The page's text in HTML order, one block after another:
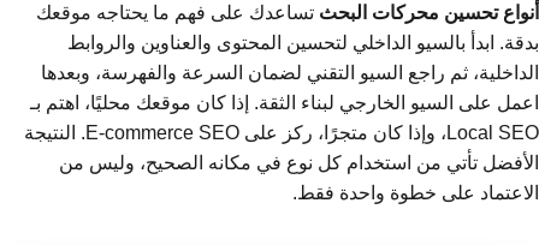
أنواع تحسين محركات البحث تساعدك على فهم ما يحتاجه موقعك
بدقة. ابدأ بالسيو الداخلي لتحسين المحتوى والعناوين والروابط
الداخلية، ثم راجع السيو التقني لضمان السرعة والفهرسة، وبعدها
اعمل على السيو الخارجي لبناء الثقة. إذا كان موقعك محليًا، اهتم بـ
Local SEO، وإذا كان متجرًا، ركز على E-commerce SEO. النتيجة
الأفضل تأتي من استخدام كل نوع في مكانه الصحيح، وليس من
الاعتماد على خطوة واحدة فقط.